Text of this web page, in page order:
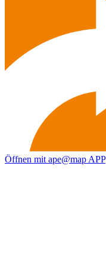
Öffnen mit ape@map APP